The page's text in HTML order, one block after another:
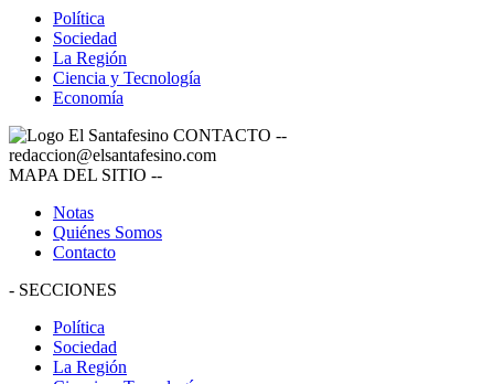
Política
Sociedad
La Región
Ciencia y Tecnología
Economía
CONTACTO --
redaccion@elsantafesino.com
MAPA DEL SITIO --
Notas
Quiénes Somos
Contacto
- SECCIONES
Política
Sociedad
La Región